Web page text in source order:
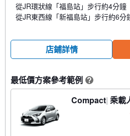
從JR環狀線「福島站」步行約4分鐘
從JR東西線「新福島站」步行約6分
店鋪詳情
最低價方案參考範例 ?
Compact 乘載